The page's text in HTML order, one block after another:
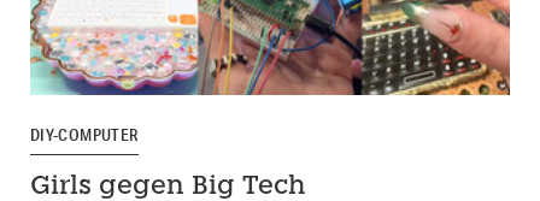
DIY-COMPUTER
Girls gegen Big Tech